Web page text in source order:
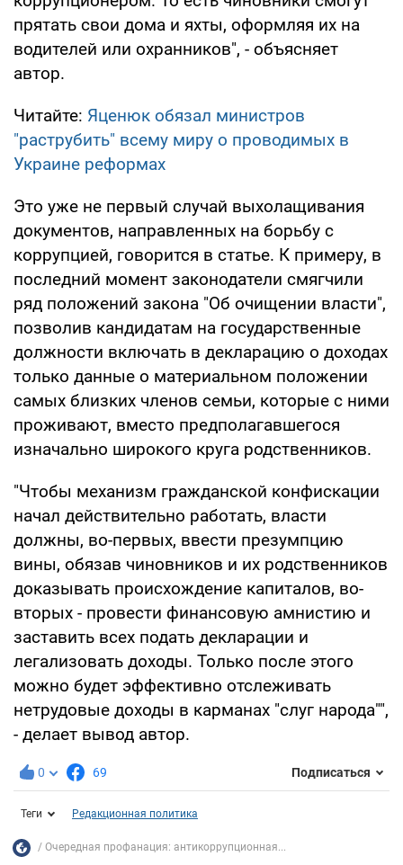
прятать свои дома и яхты, оформляя их на
водителей или охранников", - объясняет
автор.
Читайте: Яценюк обязал министров
"раструбить" всему миру о проводимых в
Украине реформах
Это уже не первый случай выхолащивания
документов, направленных на борьбу с
коррупцией, говорится в статье. К примеру, в
последний момент законодатели смягчили
ряд положений закона "Об очищении власти",
позволив кандидатам на государственные
должности включать в декларацию о доходах
только данные о материальном положении
самых близких членов семьи, которые с ними
проживают, вместо предполагавшегося
изначально широкого круга родственников.
"Чтобы механизм гражданской конфискации
начал действительно работать, власти
должны, во-первых, ввести презумпцию
вины, обязав чиновников и их родственников
доказывать происхождение капиталов, во-
вторых - провести финансовую амнистию и
заставить всех подать декларации и
легализовать доходы. Только после этого
можно будет эффективно отслеживать
нетрудовые доходы в карманах "слуг народа"",
- делает вывод автор.
0 69 Подписаться
Теги Редакционная политика
Очередная профанация: антикоррупционная...